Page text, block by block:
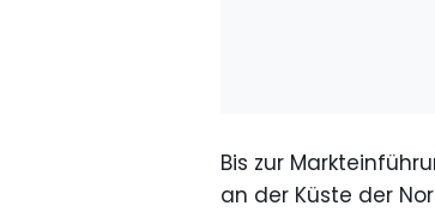
Bis zur
an der Küste der